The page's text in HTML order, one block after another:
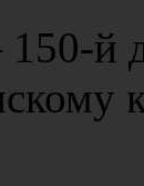
й